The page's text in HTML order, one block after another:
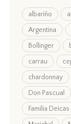
albariño
Argentina
Bollinger
carrau
chardonnay
Don Pascual
Familia Deicas